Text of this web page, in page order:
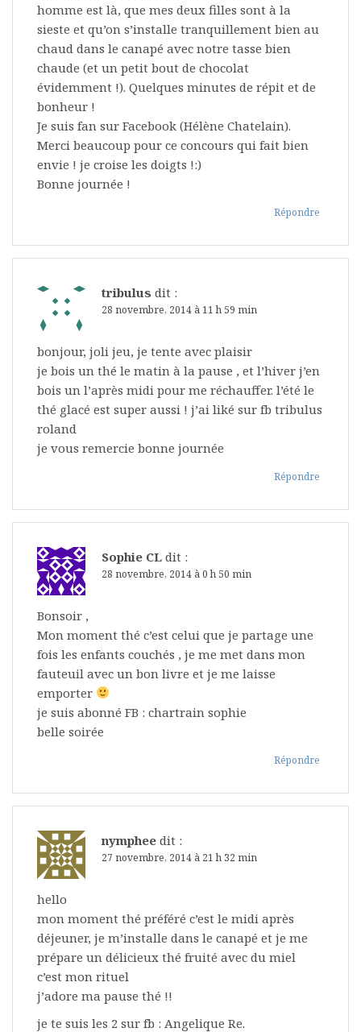
homme est là, que mes deux filles sont à la
sieste et qu’on s’installe tranquillement bien au
chaud dans le canapé avec notre tasse bien
chaude (et un petit bout de chocolat
évidemment !). Quelques minutes de répit et de
bonheur !
Je suis fan sur Facebook (Hélène Chatelain).
Merci beaucoup pour ce concours qui fait bien
envie ! je croise les doigts !:)
Bonne journée !
Répondre
tribulus dit :
28 novembre, 2014 à 11 h 59 min
bonjour, joli jeu, je tente avec plaisir
je bois un thé le matin à la pause , et l’hiver j’en
bois un l’après midi pour me réchauffer. l’été le
thé glacé est super aussi ! j’ai liké sur fb tribulus
roland
je vous remercie bonne journée
Répondre
Sophie CL dit :
28 novembre, 2014 à 0 h 50 min
Bonsoir ,
Mon moment thé c’est celui que je partage une
fois les enfants couchés , je me met dans mon
fauteuil avec un bon livre et je me laisse
emporter
je suis abonné FB : chartrain sophie
belle soirée
Répondre
nymphee dit :
27 novembre, 2014 à 21 h 32 min
hello
mon moment thé préféré c’est le midi après
déjeuner, je m’installe dans le canapé et je me
prépare un délicieux thé fruité avec du miel
c’est mon rituel
j’adore ma pause thé !!
je te suis les 2 sur fb : Angelique Re.